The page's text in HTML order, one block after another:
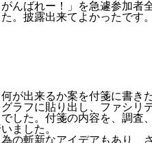
んばれー！」を急遽参加者
。披露出来てよかったです。
が出来るか案を付箋に書き
フに貼り出し、ファシリ
した。付箋の内容を、調査
ました。
の斬新なアイデアもあり、